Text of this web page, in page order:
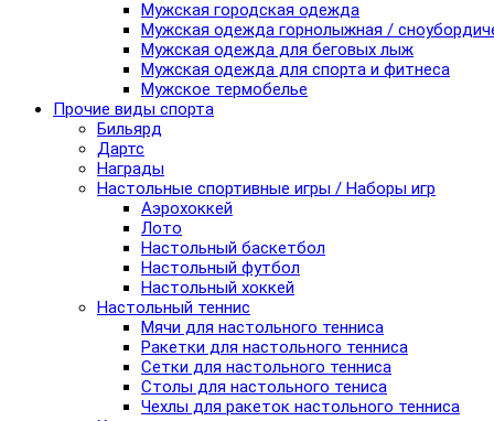
Мужская городская одежда
Мужская одежда горнолыжная /
Мужская одежда для беговых лыж
Мужская одежда для спорта и фитнеса
Мужское термобелье
Прочие виды спорта
Бильярд
Дартс
Награды
Настольные спортивные игры / Наборы игр
Аэрохоккей
Лото
Настольный баскетбол
Настольный футбол
Настольный хоккей
Настольный теннис
Мячи для настольного тенниса
Ракетки для настольного тенниса
Сетки для настольного тенниса
Столы для настольного тениса
Чехлы для ракеток настольного тенниса